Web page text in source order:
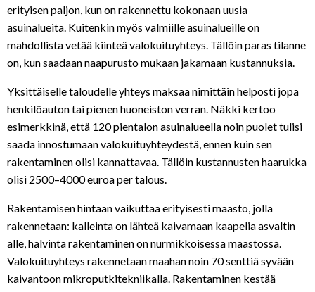
erityisen paljon, kun on rakennettu kokonaan uusia
asuinalueita. Kuitenkin myös valmiille asuinalueille on
mahdollista vetää kiinteä valokuituyhteys. Tällöin paras tilanne
on, kun saadaan naapurusto mukaan jakamaan kustannuksia.
Yksittäiselle taloudelle yhteys maksaa nimittäin helposti jopa
henkilöauton tai pienen huoneiston verran. Näkki kertoo
esimerkkinä, että 120 pientalon asuinalueella noin puolet tulisi
saada innostumaan valokuituyhteydestä, ennen kuin sen
rakentaminen olisi kannattavaa. Tällöin kustannusten haarukka
olisi 2500–4000 euroa per talous.
Rakentamisen hintaan vaikuttaa erityisesti maasto, jolla
rakennetaan: kalleinta on lähteä kaivamaan kaapelia asvaltin
alle, halvinta rakentaminen on nurmikkoisessa maastossa.
Valokuituyhteys rakennetaan maahan noin 70 senttiä syvään
kaivantoon mikroputkitekniikalla. Rakentaminen kestää